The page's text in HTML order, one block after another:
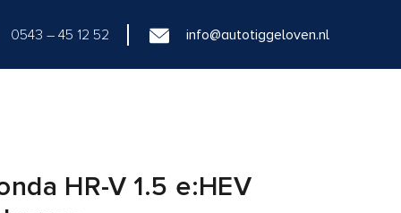
0543 – 45 12 52 info@autotiggeloven.nl
HR-V 1.5 e:HEV